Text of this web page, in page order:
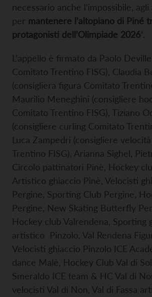
necessario anche l’impossibile,
per mantenere l’altopiano di Piné
protagonisti dell’Olimpiade 2026“.
L’appello è firmato da Paolo
Comitato Trentino FISG), Claudia
(consigliera figura Comitato
Maurilio Meneghini (consigliere
Comitato Trentino FISG), Tiziano
(consigliere curling Comitato
Luca Zampedri (consigliere
Trentino FISG), Arianna Sighel,
Circolo pattinatori Pinè, Hockey
Artistico ghiaccio Pinè, Velocisti
Pergine, Sporting Club Pergine,
Pergine, New Skating Butterfly
Hockey club Valrendena, Sporting
artistico Pinzolo, Val Rendena
Velocisti ghiaccio Pinzolo ICE
dance Malè, Hockey Club Val di
Smeraldo ICE team & HC Val di
velocisti Val di Non, Val di Fassa